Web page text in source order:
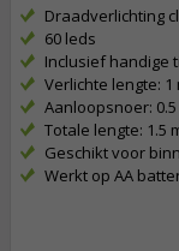
Draadverlichting
60 leds
Inclusief handige
Verlichte lengte: 1
Aanloopsnoer:
Totale lengte: 1.5
Geschikt voor
Werkt op AA